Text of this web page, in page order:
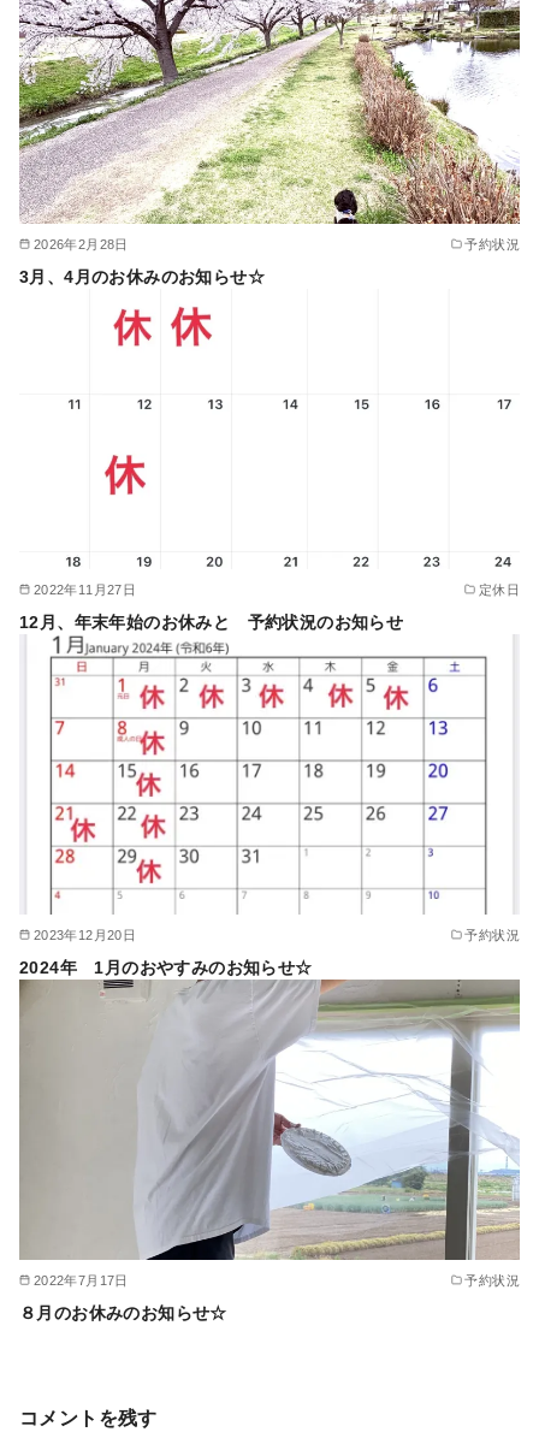
2026年2月28日 予約状況
3月、4月のお休みのお知らせ☆
2022年11月27日 定休日
12月、年末年始のお休みと 予約状況のお知らせ
2023年12月20日 予約状況
2024年 1月のおやすみのお知らせ☆
2022年7月17日 予約状況
８月のお休みのお知らせ☆
コメントを残す